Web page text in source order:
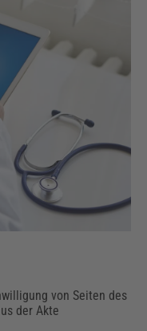
Hausmeister &
Vergaberecht
Fachpublikationen &
Weiterbildungen
von Seiten des
der Akte